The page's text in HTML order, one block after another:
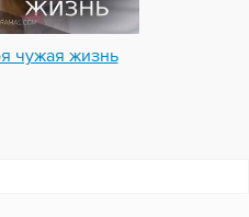
чужая жизнь